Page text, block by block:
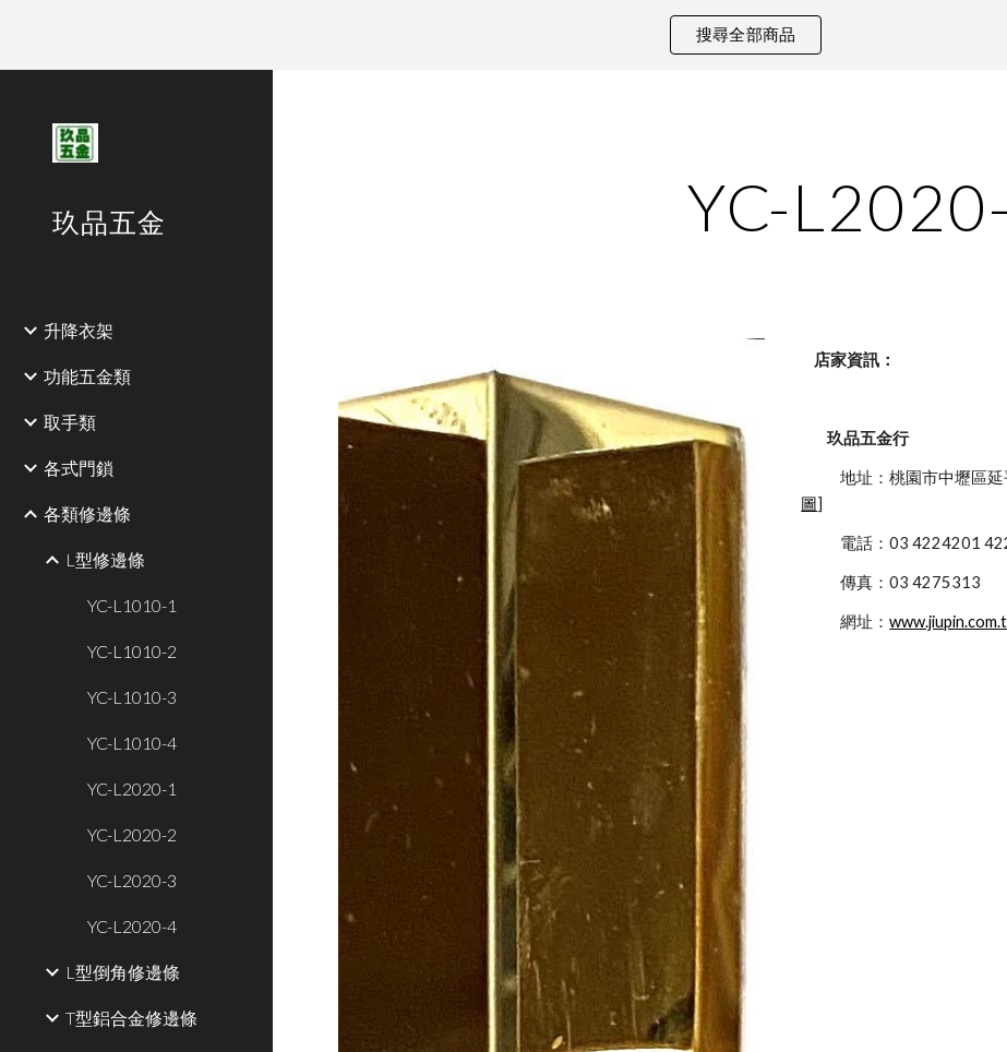
搜尋全部商品
玖品五金
升降衣架
功能五金類
取手類
各式門鎖
各類修邊條
L型修邊條
YC-L1010-1
YC-L1010-2
YC-L1010-3
YC-L1010-4
YC-L2020-1
YC-L2020-2
YC-L2020-3
YC-L2020-4
L型倒角修邊條
T型鋁合金修邊條
YC-
    店家資訊：
玖品五金行
地址：桃園市中
圖]
電話：03
            傳真：03 4275313
            網址：